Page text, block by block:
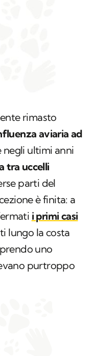
rimasto
aviaria ad
negli ultimi anni
tra uccelli
parti del
è finita: a
i primi casi
lungo la costa
uno
purtroppo